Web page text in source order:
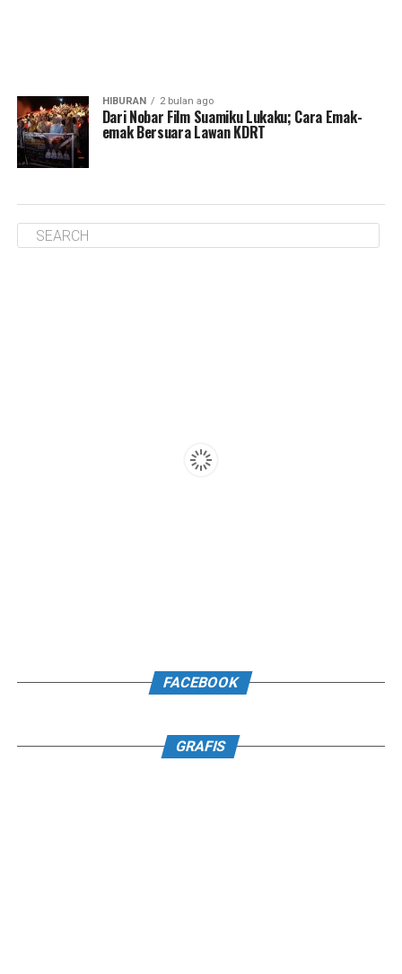
HIBURAN 2 bulan ago
Dari Nobar Film Suamiku Lukaku; Cara Emak-
emak Bersuara Lawan KDRT
FACEBOOK
GRAFIS